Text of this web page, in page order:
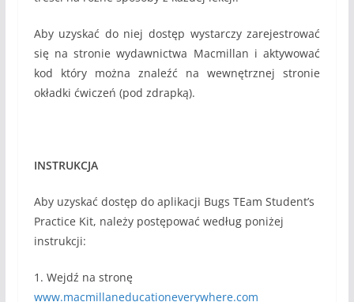
Aby uzyskać do niej dostęp wystarczy zarejestrować
się na stronie wydawnictwa Macmillan i aktywować
kod który można znaleźć na wewnętrznej stronie
okładki ćwiczeń (pod zdrapką).
INSTRUKCJA
Aby uzyskać dostęp do aplikacji Bugs TEam Student’s
Practice Kit, należy postępować według poniżej
instrukcji:
1. Wejdź na stronę
www.macmillaneducationeverywhere.com